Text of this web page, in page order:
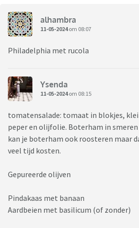
alhambra
11-05-2024om 08:07
Philadelphia met rucola
Ysenda
11-05-2024om 08:15
tomatensalade: tomaat in blokjes,
peper en olijfolie. Boterham in
kan je boterham ook roosteren maar
veel tijd kosten.
Gepureerde olijven
Pindakaas met banaan
Aardbeien met basilicum (of zonder)